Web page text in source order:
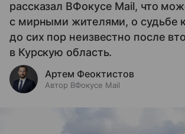
рассказал ВФокусе Mail, что
с мирными жителями, о судьбе
до сих пор неизвестно после
в Курскую область.
Артем Феоктистов
Автор ВФокусе Mail